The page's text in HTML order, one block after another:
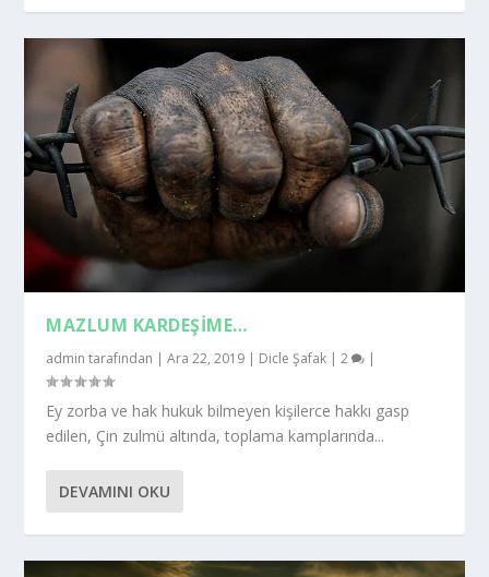
MAZLUM KARDEŞIME…
admin tarafından |Ara 22, 2019 | Dicle Şafak |2 |
Ey zorba ve hak hukuk bilmeyen kişilerce hakkı gasp
edilen, Çin zulmü altında, toplama kamplarında...
DEVAMINI OKU